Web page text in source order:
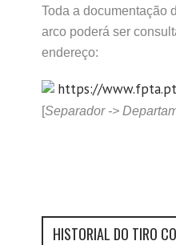
Toda a documentação
arco poderá ser
endereço:
https://
[Separador ->
HISTORIAL DO TIRO